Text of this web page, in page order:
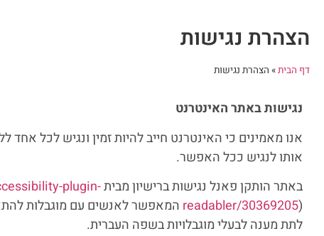
הצהרת נגישות
דף הבית» הצהרת נגישות
נגישות באתר האינטרנט
אנו מאמינים כי האינטרנט חייב להיות זמין ונגיש לכל
אותו לנגיש ככל האפשר.
באתר הותקן פאנל נגישות ברישיון מבית merkulove (plugin-
readabler/30369205 ) המאפשר לאנשים עם מוגבלות
לתת מענה לבעלי מוגבלויות בשפה העברית.